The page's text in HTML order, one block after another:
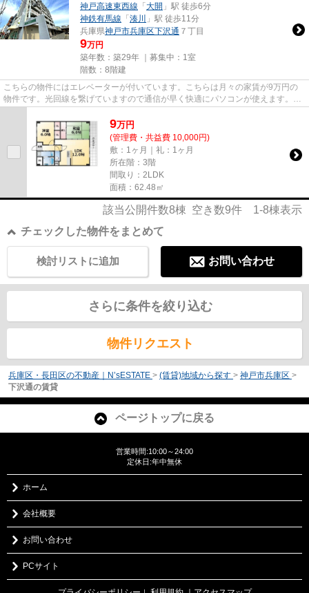
神戸高速東西線 「 大開 」駅 徒歩6分
神鉄有馬線 「 湊川
」駅 徒歩11分
兵庫県神戸市兵庫区下沢通 ７丁目
9万円
築年数：築29年 ｜募集中： 1室
階数：8階建
こちらの物件にはエレベーターが付いています。こちらは月々の家賃が9万円の
物件です。光回線を繋げていますので通信が早く快適にパソコンが使えます。
9万円
(管理費・共益費 10,000円)
敷：1ヶ月｜礼：1ヶ月
所在階：3階
間取り：2LDK
面積：62.48㎡
該当公開件数8棟 空き数9件 1-8棟表示
チェックした物件をまとめて
お問い合わせ
検討リストに追加
さらに条件を絞り込む
物件リクエスト
兵庫区・長田区の不動産｜N’sESTATE > (賃貸)地域から探す > 神戸市兵庫区 >
下沢通の賃貸
ページトップに戻る
営業時間:10:00～24:00
定休日:年中無休
ホーム
会社概要
お問い合わせ
PCサイト